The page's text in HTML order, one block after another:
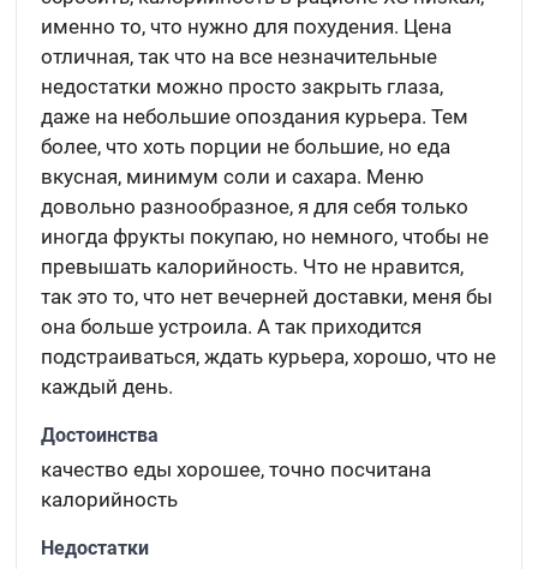
именно то, что нужно для похудения. Цена
отличная, так что на все незначительные
недостатки можно просто закрыть глаза,
даже на небольшие опоздания курьера. Тем
более, что хоть порции не большие, но еда
вкусная, минимум соли и сахара. Меню
довольно разнообразное, я для себя только
иногда фрукты покупаю, но немного, чтобы не
превышать калорийность. Что не нравится,
так это то, что нет вечерней доставки, меня бы
она больше устроила. А так приходится
подстраиваться, ждать курьера, хорошо, что не
каждый день.
Достоинства
качество еды хорошее, точно посчитана
калорийность
Недостатки